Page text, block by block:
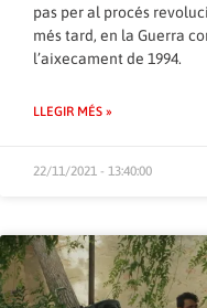
pas per al procés
més tard, en la Guerra
l’aixecament de 1994.
LLEGIR MÉS »
22/11/2021 - 13:40:00